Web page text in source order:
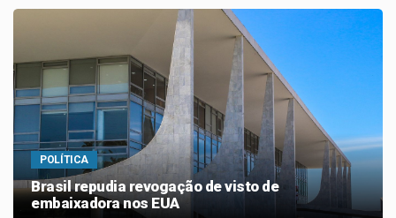
POLÍTICA
Brasil repudia revogação de visto de
embaixadora nos EUA